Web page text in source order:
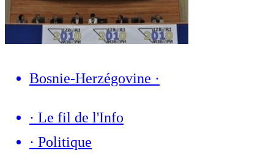
Bosnie-Herzégovine ·
· Le fil de l'Info
· Politique